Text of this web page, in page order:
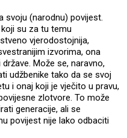
svoju (narodnu) povijest.
su za tu temu
vjerodostojnija,
izvorima, ona
Može se, naravno,
udžbenike tako da se svoj
i onaj koji je vječito u pravu,
zlotvore. To može
generacije, ali se
povijest nije lako odbaciti